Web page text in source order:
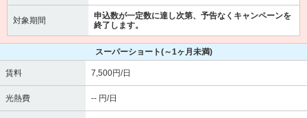
対象期間
申込数が一定数に達し次第、予告なくキャンペーンを
終了します。
スーパーショート(～1ヶ月未満)
賃料 7,500円/日
光熱費 -- 円/日